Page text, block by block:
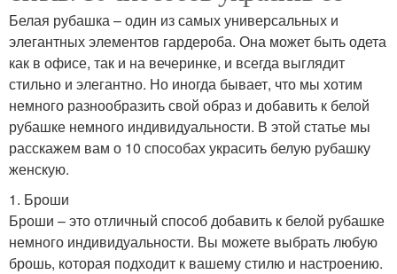
Белая рубашка – один из самых универсальных и
элегантных элементов гардероба. Она может быть одета
как в офисе, так и на вечеринке, и всегда выглядит
стильно и элегантно. Но иногда бывает, что мы хотим
немного разнообразить свой образ и добавить к белой
рубашке немного индивидуальности. В этой статье мы
расскажем вам о 10 способах украсить белую рубашку
женскую.
1. Броши
Броши – это отличный способ добавить к белой рубашке
немного индивидуальности. Вы можете выбрать любую
брошь, которая подходит к вашему стилю и настроению.